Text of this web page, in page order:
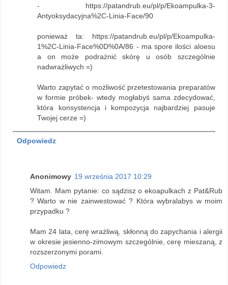
- https://patandrub.eu/pl/p/Ekoampulka-3-
Antyoksydacyjna%2C-Linia-Face/90
ponieważ ta: https://patandrub.eu/pl/p/Ekoampulka-
1%2C-Linia-Face%0D%0A/86 - ma spore ilości aloesu
a on może podrażnić skórę u osób szczególnie
nadwrażliwych =)
Warto zapytać o możliwość przetestowania preparatów
w formie próbek- wtedy mogłabyś sama zdecydować,
która konsystencja i kompozycja najbardziej pasuje
Twojej cerze =)
Odpowiedz
Anonimowy 19 września 2017 10:29
Witam. Mam pytanie: co sądzisz o ekoapulkach z Pat&Rub
? Warto w nie zainwestować ? Która wybralabys w moim
przypadku ?
Mam 24 lata, cerę wrażliwą, skłonną do zapychania i alergii
w okresie jesienno-zimowym szczególnie, cerę mieszaną, z
rozszerzonymi porami.
Odpowiedz